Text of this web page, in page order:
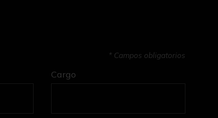
* Campos obligatorios
Cargo